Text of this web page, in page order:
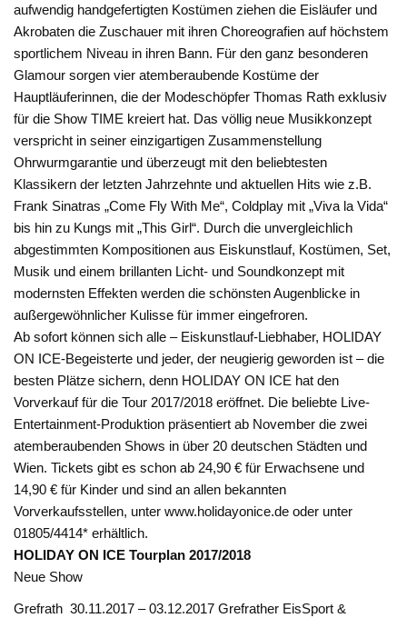
aufwendig handgefertigten Kostümen ziehen die Eisläufer und
Akrobaten die Zuschauer mit ihren Choreografien auf höchstem
sportlichem Niveau in ihren Bann. Für den ganz besonderen
Glamour sorgen vier atemberaubende Kostüme der
Hauptläuferinnen, die der Modeschöpfer Thomas Rath exklusiv
für die Show TIME kreiert hat. Das völlig neue Musikkonzept
verspricht in seiner einzigartigen Zusammenstellung
Ohrwurmgarantie und überzeugt mit den beliebtesten
Klassikern der letzten Jahrzehnte und aktuellen Hits wie z.B.
Frank Sinatras „Come Fly With Me“, Coldplay mit „Viva la Vida“
bis hin zu Kungs mit „This Girl“. Durch die unvergleichlich
abgestimmten Kompositionen aus Eiskunstlauf, Kostümen, Set,
Musik und einem brillanten Licht- und Soundkonzept mit
modernsten Effekten werden die schönsten Augenblicke in
außergewöhnlicher Kulisse für immer eingefroren.
Ab sofort können sich alle – Eiskunstlauf-Liebhaber, HOLIDAY
ON ICE-Begeisterte und jeder, der neugierig geworden ist – die
besten Plätze sichern, denn HOLIDAY ON ICE hat den
Vorverkauf für die Tour 2017/2018 eröffnet. Die beliebte Live-
Entertainment-Produktion präsentiert ab November die zwei
atemberaubenden Shows in über 20 deutschen Städten und
Wien. Tickets gibt es schon ab 24,90 € für Erwachsene und
14,90 € für Kinder und sind an allen bekannten
Vorverkaufsstellen, unter www.holidayonice.de oder unter
01805/4414* erhältlich.
HOLIDAY ON ICE Tourplan 2017/2018
Neue Show
Grefrath 30.11.2017 – 03.12.2017 Grefrather EisSport &